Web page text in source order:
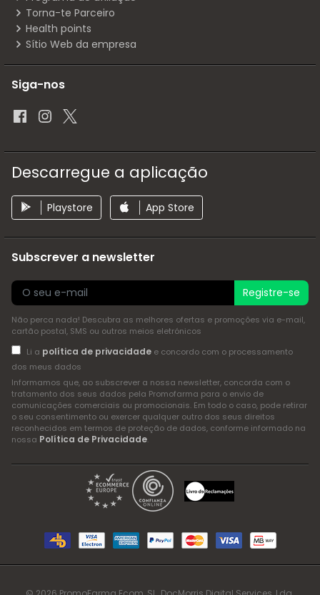
Torna-te Parceiro
Health points
Sítio Web da empresa
Siga-nos
Descarregue a aplicação
Playstore App Store
Subscrever a newsletter
Registre-se
Não perca nada! Descubra as melhores ofertas e promoções via e-mail,
cartão postal, SMS ou outros meios eletrónicos
Li a política de privacidadee concordo com o processamento
dos meus dados
Informamos que, ao subscrever a nossa newsletter, concorda com o
tratamento dos seus dados pela Promofarma para o envio de
comunicações comerciais ou promocionais. Em todo o caso, pode retirar
o seu consentimento ou exercer qualquer outro dos seus direitos
reconhecidos em termos de proteção de dados, conforme informado na
nossa Política de Privacidade.